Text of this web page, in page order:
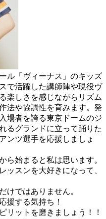
ル「ヴィーナス」のキッズ
で活躍した講師陣や現役ヴ
楽しさを感じながらリズム
法や協調性を育みます。発
場者を誇る東京ドームのジ
るグランドに立って踊りた
ンツ選手を応援しましょ
ら始まると私は思います。
ッスンを大好きになって、
けではありません。
援する気持ち！
リットを磨きましょう！！